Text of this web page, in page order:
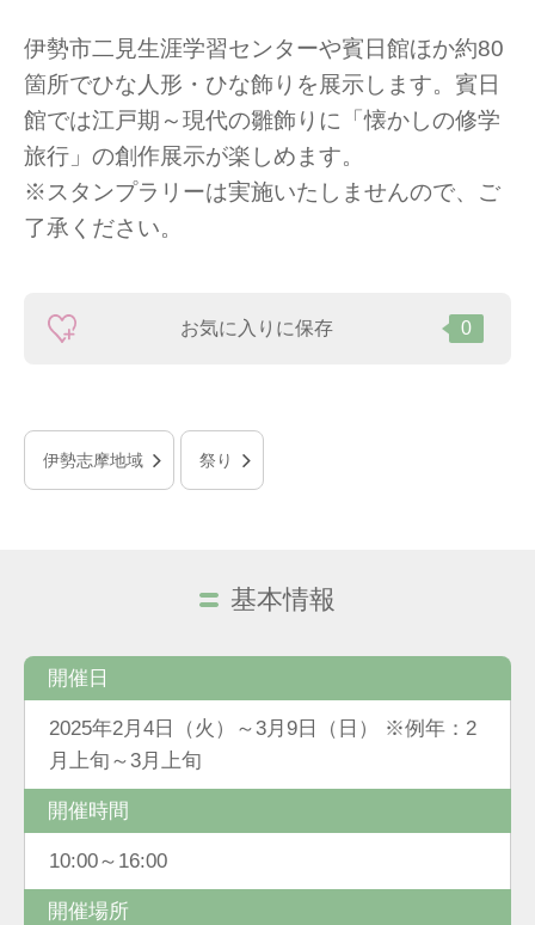
伊勢市二見生涯学習センターや賓日館ほか約80
箇所でひな人形・ひな飾りを展示します。賓日
館では江戸期～現代の雛飾りに「懐かしの修学
旅行」の創作展示が楽しめます。
※スタンプラリーは実施いたしませんので、ご
了承ください。
お気に入りに保存 0
伊勢志摩地域 祭り
基本情報
開催日
2025年2月4日（火）～3月9日（日） ※例年：2
月上旬～3月上旬
開催時間
10:00～16:00
開催場所